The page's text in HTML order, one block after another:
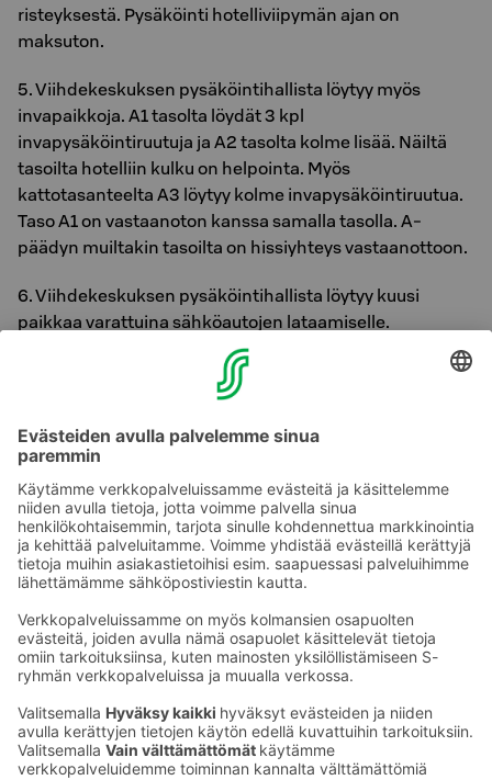
ris­teyk­ses­tä. Pysäköinti hotelliviipymän ajan on
maksuton.
5. Viihdekeskuksen pysäköintihallista löytyy myös
invapaikkoja. A1 tasolta löydät 3 kpl
invapysäköintiruutuja ja A2 tasolta kolme lisää. Näiltä
tasoilta hotelliin kulku on helpointa. Myös
kattotasanteelta A3 löytyy kolme invapysäköintiruutua.
Taso A1 on vastaanoton kanssa samalla tasolla. A-
päädyn muiltakin tasoilta on hissiyhteys vastaanottoon.
6. Viihdekeskuksen pysäköintihallista löytyy kuusi
paikkaa varattuina sähköautojen lataamiselle.
Latauspiteitä ylläpitää Virta. Sähköauton latauspaikkoja
ei voi varata etukäteen ja ne ovat yhteiskäytössä
Viihdekeskus Flamingon muiden asiakkaiden kanssa.
Ajo latauspisteille: Latauspisteet löytyvät jälkimmäisen
katutasosta). Lataus on maksullinen.
Ota yhteyttä
Hotellien yhteystiedot
Asiakaspalvelun yhteystiedot›
Palaute
Anna palautetta
Sokos Hotels uutiskirje
Tilaa uutiskirje
Saat Sokos Hotellien uusimmat
edut ja uutiset sähköpostiisi
kuukausittain.
Palkinnot ja sertifikaatit Sokos Hotels somessa